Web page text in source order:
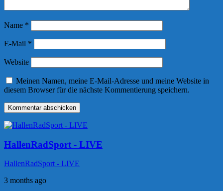
Name *
E-Mail *
Website
Meinen Namen, meine E-Mail-Adresse und meine Website in
diesem Browser für die nächste Kommentierung speichern.
HallenRadSport - LIVE
HallenRadSport - LIVE
3 months ago